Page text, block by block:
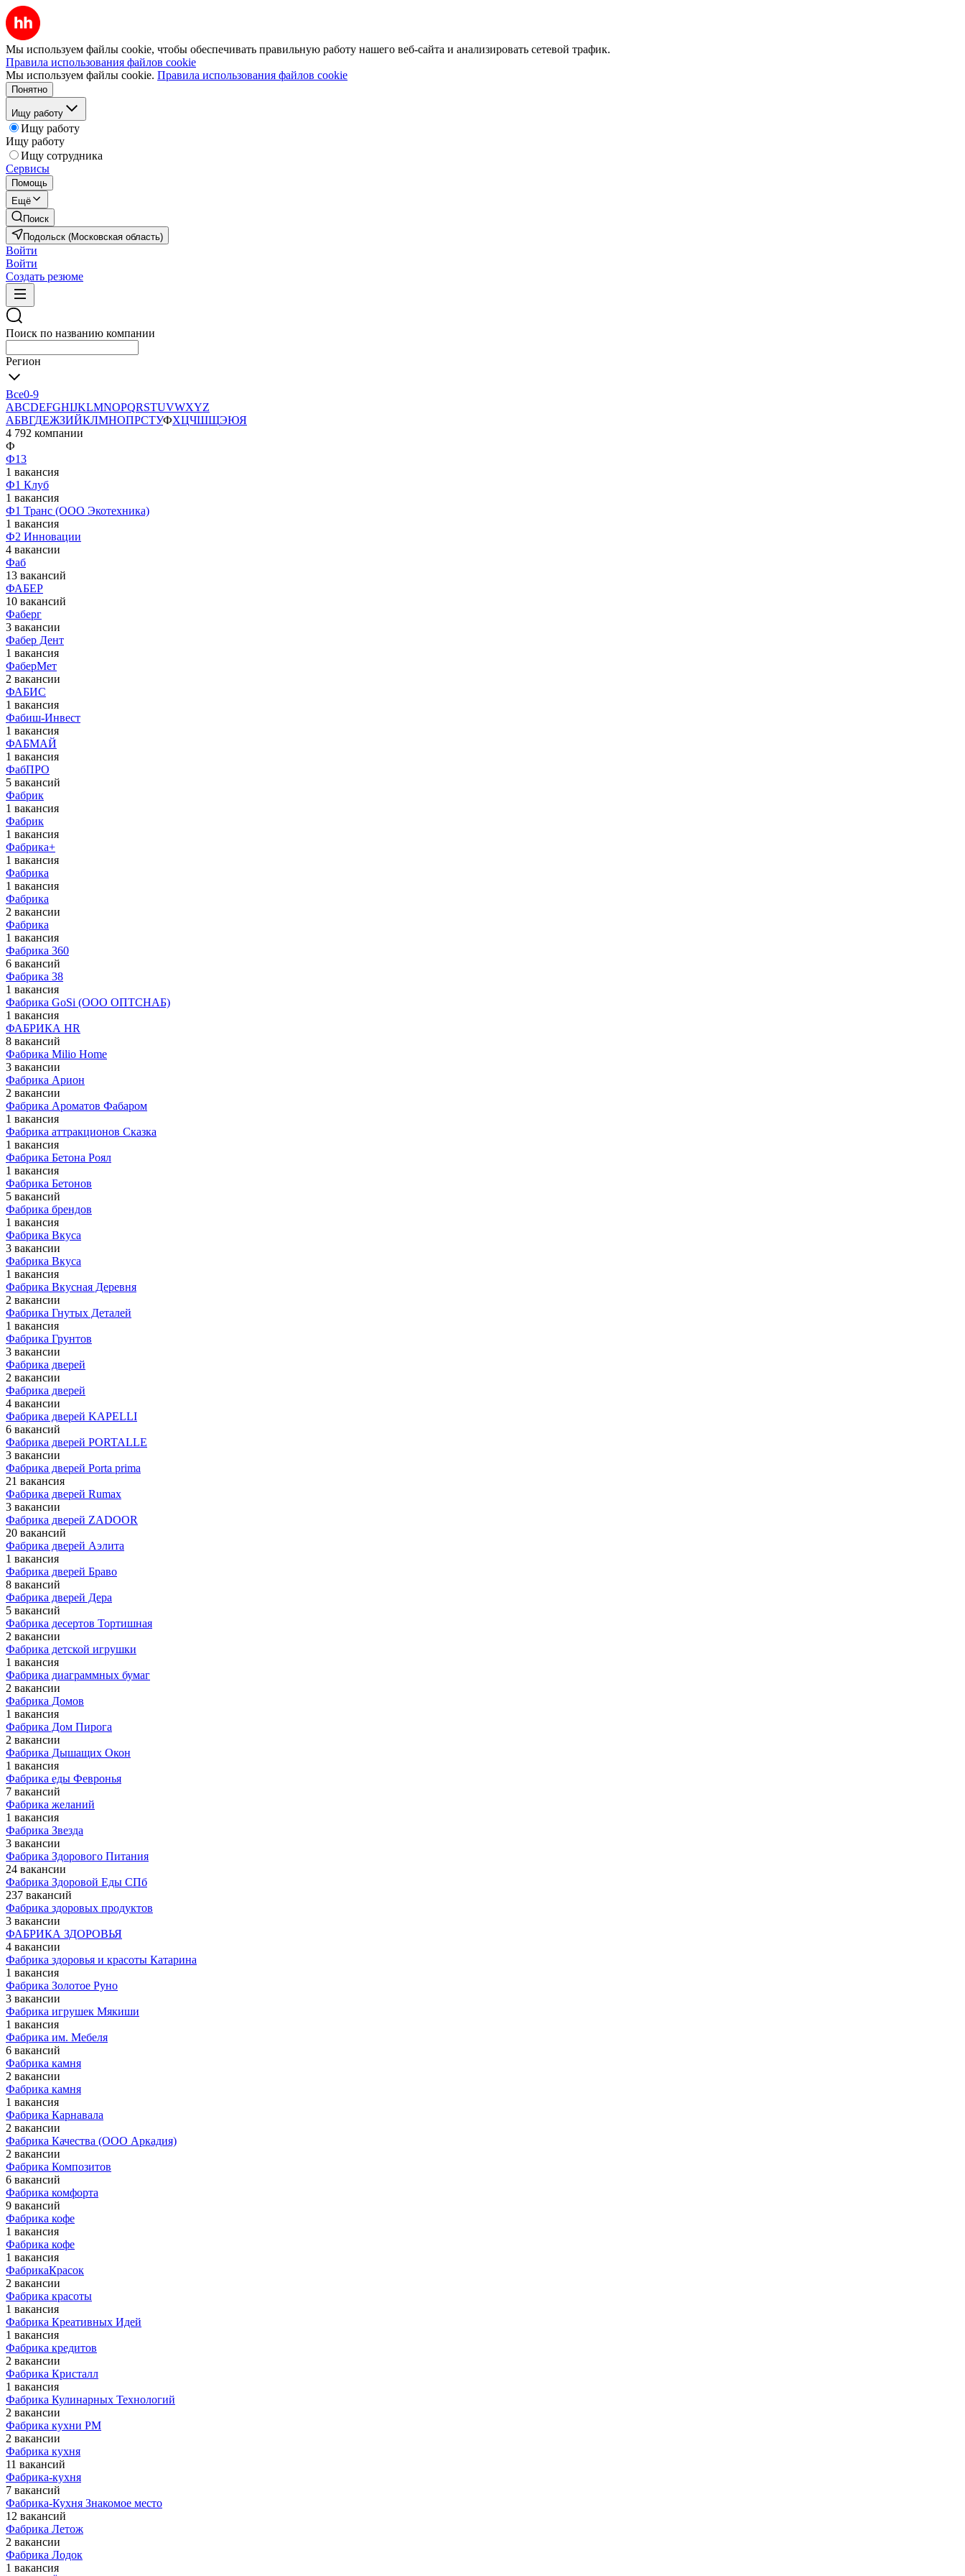
Мы используем файлы cookie, чтобы обеспечивать правильную работу нашего веб-сайта и анализировать сетевой трафик.
Правила использования файлов cookie
Мы используем файлы cookie. Правила использования файлов cookie
Понятно
Ищу работу
Ищу работу
Ищу работу
Ищу сотрудника
Сервисы
Помощь
Ещё
Поиск
Подольск (Московская область)
Войти
Войти
Создать резюме
Поиск по названию компании
Регион
Все0-9
ABCDEFGHIJKLMNOPQRSTUVWXYZ
АБВГДЕЖЗИЙКЛМНОПРСТУФХЦЧШЩЭЮЯ
4 792 компании
Ф
Ф13
1 вакансия
Ф1 Клуб
1 вакансия
Ф1 Транс (ООО Экотехника)
1 вакансия
Ф2 Инновации
4 вакансии
Фаб
13 вакансий
ФАБЕР
10 вакансий
Фаберг
3 вакансии
Фабер Дент
1 вакансия
ФаберМет
2 вакансии
ФАБИС
1 вакансия
Фабиш-Инвест
1 вакансия
ФАБМАЙ
1 вакансия
ФабПРО
5 вакансий
Фабрик
1 вакансия
Фабрик
1 вакансия
Фабрика+
1 вакансия
Фабрика
1 вакансия
Фабрика
2 вакансии
Фабрика
1 вакансия
Фабрика 360
6 вакансий
Фабрика 38
1 вакансия
Фабрика GoSi (ООО ОПТСНАБ)
1 вакансия
ФАБРИКА HR
8 вакансий
Фабрика Milio Home
3 вакансии
Фабрика Арион
2 вакансии
Фабрика Ароматов Фабаром
1 вакансия
Фабрика аттракционов Сказка
1 вакансия
Фабрика Бетона Роял
1 вакансия
Фабрика Бетонов
5 вакансий
Фабрика брендов
1 вакансия
Фабрика Вкуса
3 вакансии
Фабрика Вкуса
1 вакансия
Фабрика Вкусная Деревня
2 вакансии
Фабрика Гнутых Деталей
1 вакансия
Фабрика Грунтов
3 вакансии
Фабрика дверей
2 вакансии
Фабрика дверей
4 вакансии
Фабрика дверей KAPELLI
6 вакансий
Фабрика дверей PORTALLE
3 вакансии
Фабрика дверей Porta prima
21 вакансия
Фабрика дверей Rumax
3 вакансии
Фабрика дверей ZADOOR
20 вакансий
Фабрика дверей Аэлита
1 вакансия
Фабрика дверей Браво
8 вакансий
Фабрика дверей Дера
5 вакансий
Фабрика десертов Тортишная
2 вакансии
Фабрика детской игрушки
1 вакансия
Фабрика диаграммных бумаг
2 вакансии
Фабрика Домов
1 вакансия
Фабрика Дом Пирога
2 вакансии
Фабрика Дышащих Окон
1 вакансия
Фабрика еды Февронья
7 вакансий
Фабрика желаний
1 вакансия
Фабрика Звезда
3 вакансии
Фабрика Здорового Питания
24 вакансии
Фабрика Здоровой Еды СПб
237 вакансий
Фабрика здоровых продуктов
3 вакансии
ФАБРИКА ЗДОРОВЬЯ
4 вакансии
Фабрика здоровья и красоты Катарина
1 вакансия
Фабрика Золотое Руно
3 вакансии
Фабрика игрушек Мякиши
1 вакансия
Фабрика им. Мебеля
6 вакансий
Фабрика камня
2 вакансии
Фабрика камня
1 вакансия
Фабрика Карнавала
2 вакансии
Фабрика Качества (ООО Аркадия)
2 вакансии
Фабрика Композитов
6 вакансий
Фабрика комфорта
9 вакансий
Фабрика кофе
1 вакансия
Фабрика кофе
1 вакансия
ФабрикаКрасок
2 вакансии
Фабрика красоты
1 вакансия
Фабрика Креативных Идей
1 вакансия
Фабрика кредитов
2 вакансии
Фабрика Кристалл
1 вакансия
Фабрика Кулинарных Технологий
2 вакансии
Фабрика кухни РМ
2 вакансии
Фабрика кухня
11 вакансий
Фабрика-кухня
7 вакансий
Фабрика-Кухня Знакомое место
12 вакансий
Фабрика Летож
2 вакансии
Фабрика Лодок
1 вакансия